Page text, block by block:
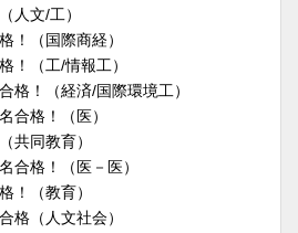
人文/工）
！（国際商経）
！（工/情報工）
！（経済/国際環境工）
合格！（医）
共同教育）
格！（医－医）
！（教育）
格（人文社会）